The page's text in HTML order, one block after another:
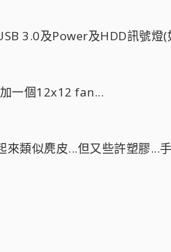
3.0及Power及HDD訊號燈
一個12x12 fan...
來類似麂皮...但又些許塑膠...